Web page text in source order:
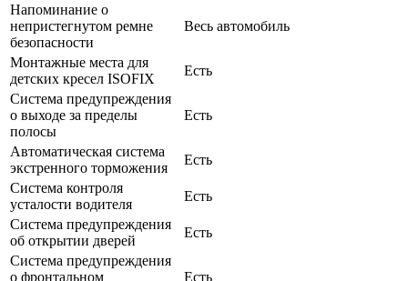
Напоминание о
непристегнутом ремне
безопасности
Весь автомобиль
Монтажные места для
детских кресел ISOFIX
Есть
Система предупреждения
о выходе за пределы
полосы
Есть
Автоматическая система
экстренного торможения
Есть
Система контроля
усталости водителя
Есть
Система предупреждения
об открытии дверей
Есть
Система предупреждения
о фронтальном
Есть